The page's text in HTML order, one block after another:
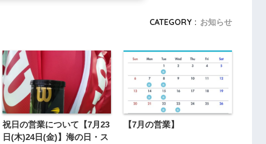
CATEGORY : お知らせ
祝日の営業について【7月23
日(木)24日(金)】海の日・ス
【7月の営業】